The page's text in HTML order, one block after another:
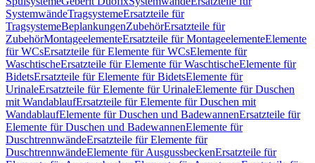
SystemwändeTragsystemeErsatzteile für
TragsystemeBeplankungenZubehörErsatzteile für
ZubehörMontageelementeErsatzteile für MontageelementeElemente
für WCsErsatzteile für Elemente für WCsElemente für
WaschtischeErsatzteile für Elemente für WaschtischeElemente für
BidetsErsatzteile für Elemente für BidetsElemente für
UrinaleErsatzteile für Elemente für UrinaleElemente für Duschen
mit WandablaufErsatzteile für Elemente für Duschen mit
WandablaufElemente für Duschen und BadewannenErsatzteile für
Elemente für Duschen und BadewannenElemente für
DuschtrennwändeErsatzteile für Elemente für
DuschtrennwändeElemente für AusgussbeckenErsatzteile für